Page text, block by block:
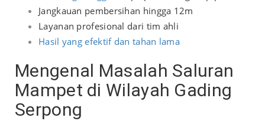
Jangkauan pembersihan hingga 12m
Layanan profesional dari tim ahli
Hasil yang efektif dan tahan lama
Mengenal Masalah Saluran
Mampet di Wilayah Gading
Serpong